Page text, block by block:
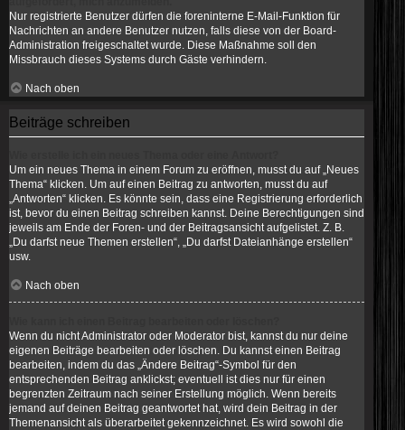
Nur registrierte Benutzer dürfen die foreninterne E-Mail-Funktion für
Nachrichten an andere Benutzer nutzen, falls diese von der Board-
Administration freigeschaltet wurde. Diese Maßnahme soll den
Missbrauch dieses Systems durch Gäste verhindern.
Nach oben
Beiträge schreiben
Um ein neues Thema in einem Forum zu eröffnen, musst du auf „Neues
Thema“ klicken. Um auf einen Beitrag zu antworten, musst du auf
„Antworten“ klicken. Es könnte sein, dass eine Registrierung erforderlich
ist, bevor du einen Beitrag schreiben kannst. Deine Berechtigungen sind
jeweils am Ende der Foren- und der Beitragsansicht aufgelistet. Z. B.
„Du darfst neue Themen erstellen“, „Du darfst Dateianhänge erstellen“
usw.
Nach oben
Wenn du nicht Administrator oder Moderator bist, kannst du nur deine
eigenen Beiträge bearbeiten oder löschen. Du kannst einen Beitrag
bearbeiten, indem du das „Ändere Beitrag“-Symbol für den
entsprechenden Beitrag anklickst; eventuell ist dies nur für einen
begrenzten Zeitraum nach seiner Erstellung möglich. Wenn bereits
jemand auf deinen Beitrag geantwortet hat, wird dein Beitrag in der
Themenansicht als überarbeitet gekennzeichnet. Es wird sowohl die